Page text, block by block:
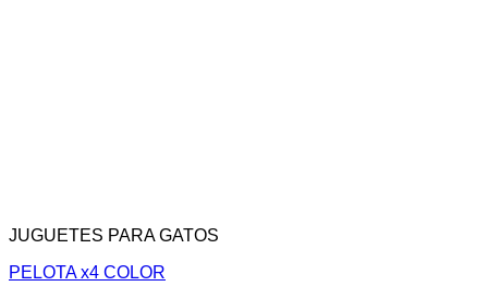
JUGUETES PARA GATOS
PELOTA x4 COLOR